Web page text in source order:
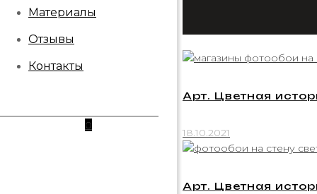
Материалы
Отзывы
Контакты
0
Арт. Цветная
18.10.2021
Арт. Цветная